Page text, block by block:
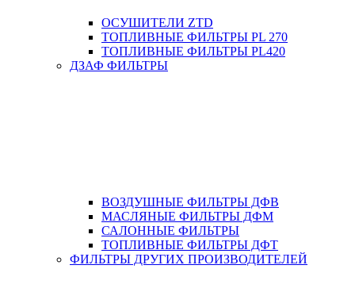
ОСУШИТЕЛИ ZTD
ТОПЛИВНЫЕ ФИЛЬТРЫ PL 270
ТОПЛИВНЫЕ ФИЛЬТРЫ PL420
ДЗАФ ФИЛЬТРЫ
ВОЗДУШНЫЕ ФИЛЬТРЫ ДФВ
МАСЛЯНЫЕ ФИЛЬТРЫ ДФМ
САЛОННЫЕ ФИЛЬТРЫ
ТОПЛИВНЫЕ ФИЛЬТРЫ ДФТ
ФИЛЬТРЫ ДРУГИХ ПРОИЗВОДИТЕЛЕЙ